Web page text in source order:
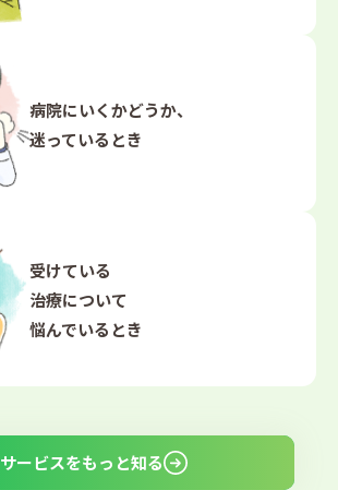
病院にいくかどうか、
迷っているとき
受けている
治療について
悩んでいるとき
サービスをもっと知る